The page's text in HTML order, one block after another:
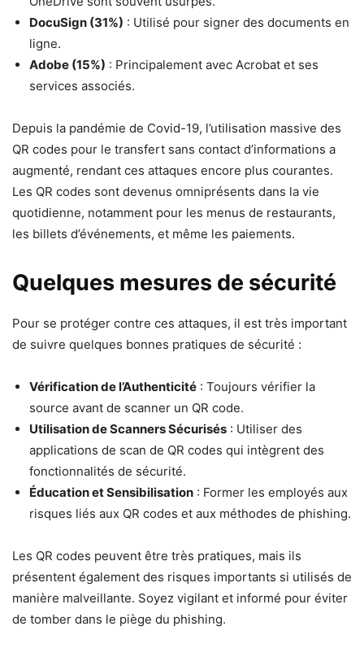
DocuSign (31%) : Utilisé pour signer des documents en
ligne.
Adobe (15%) : Principalement avec Acrobat et ses
services associés.
Depuis la pandémie de Covid-19, l’utilisation massive des
QR codes pour le transfert sans contact d’informations a
augmenté, rendant ces attaques encore plus courantes.
Les QR codes sont devenus omniprésents dans la vie
quotidienne, notamment pour les menus de restaurants,
les billets d’événements, et même les paiements.
Quelques mesures de sécurité
Pour se protéger contre ces attaques, il est très important
de suivre quelques bonnes pratiques de sécurité :
Vérification de l’Authenticité : Toujours vérifier la
source avant de scanner un QR code.
Utilisation de Scanners Sécurisés : Utiliser des
applications de scan de QR codes qui intègrent des
fonctionnalités de sécurité.
Éducation et Sensibilisation : Former les employés aux
risques liés aux QR codes et aux méthodes de phishing.
Les QR codes peuvent être très pratiques, mais ils
présentent également des risques importants si utilisés de
manière malveillante. Soyez vigilant et informé pour éviter
de tomber dans le piège du phishing.